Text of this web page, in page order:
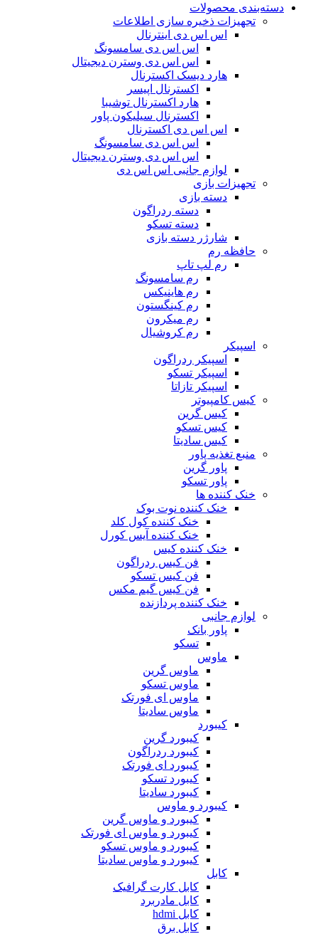
دسته‌بندی محصولات
تجهیزات ذخیره سازی اطلاعات
اس اس دی اینترنال
اس اس دی سامسونگ
اس اس دی وسترن دیجیتال
هارد دیسک اکسترنال
اکسترنال اپیسر
هارد اکسترنال توشیبا
اکسترنال سیلیکون پاور
اس اس دی اکسترنال
اس اس دی سامسونگ
اس اس دی وسترن دیجیتال
لوازم جانبی اس اس دی
تجهیزات بازی
دسته بازی
دسته ردراگون
دسته تسکو
شارژر دسته بازی
حافظه رم
رم لپ تاپ
رم سامسونگ
رم هاینیکس
رم کینگستون
رم میکرون
رم کروشیال
اسپیکر
اسپیکر ردراگون
اسپیکر تسکو
اسپیکر تازاتا
کیس کامپیوتر
کیس گرین
کیس تسکو
کیس سادیتا
منبع تغذیه‌ پاور
پاور گرین
پاور تسکو
خنک کننده ها
خنک کننده نوت بوک
خنک کننده کول کلد
خنک کننده آیس کورل
خنک کننده کیس
فن کیس ردراگون
فن کیس تسکو
فن کیس گیم مکس
خنک کننده پردازنده
لوازم جانبی
پاور بانک
تسکو
ماوس
ماوس گرین
ماوس تسکو
ماوس ای فورتک
ماوس سادیتا
کیبورد
کیبورد گرین
کیبورد ردراگون
کیبورد ای فورتک
کیبورد تسکو
کیبورد سادیتا
کیبورد و ماوس
کیبورد و ماوس گرین
کیبورد و ماوس ای فورتک
کیبورد و ماوس تسکو
کیبورد و ماوس سادیتا
کابل
کابل کارت گرافیک
کابل مادربرد
کابل hdmi
کابل برق